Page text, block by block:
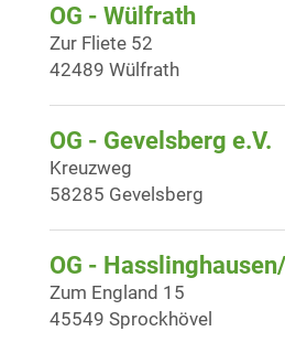
OG - Wülfrath
Zur Fliete 52
42489 Wülfrath
OG - Gevelsberg e.V.
Kreuzweg
58285 Gevelsberg
OG -
Zum England 15
45549 Sprockhövel